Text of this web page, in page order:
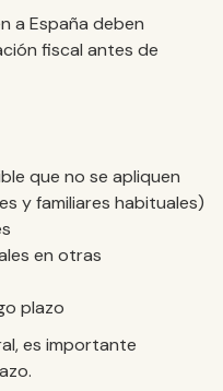
a España deben
fiscal antes de
que no se apliquen
y familiares habituales)
en otras
plazo
es importante